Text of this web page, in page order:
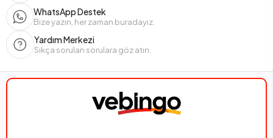
WhatsApp Destek
Bize yazın, her zaman buradayız.
Yardım Merkezi
Sıkça sorulan sorulara göz atın.